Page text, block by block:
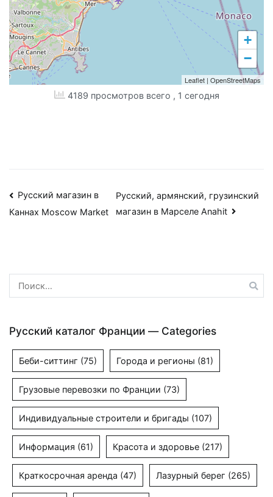
+
−
Leaflet | OpenStreetMaps
4189 просмотров всего , 1 сегодня
Навигация
Русский магазин в
Каннах Moscow Market
Русский, армянский, грузинский
магазин в Марселе Anahit
Найти:
Русский каталог Франции — Categories
Беби-ситтинг (75) Города и регионы (81)
Грузовые перевозки по Франции (73)
Индивидуальные строители и бригады (107)
Информация (61) Красота и здоровье (217)
Краткосрочная аренда (47) Лазурный берег (265)